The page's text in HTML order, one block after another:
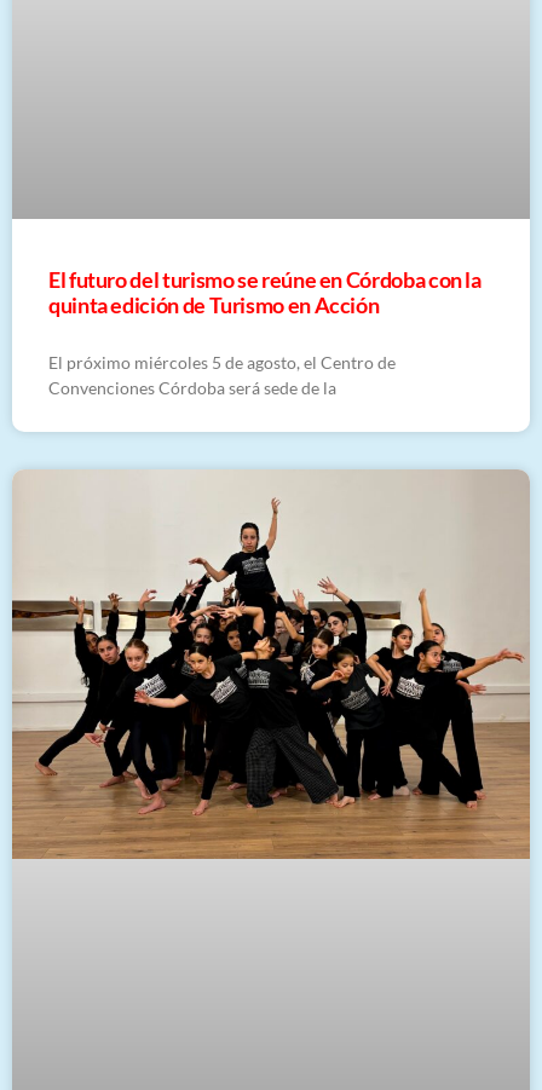
El futuro del turismo se reúne en Córdoba con la
quinta edición de Turismo en Acción
El próximo miércoles 5 de agosto, el Centro de
Convenciones Córdoba será sede de la